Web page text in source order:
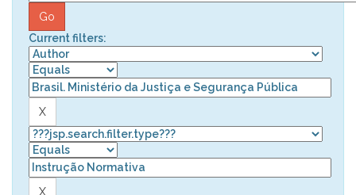
Current filters: